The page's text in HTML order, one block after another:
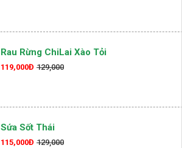
Rau Rừng ChiLai Xào Tỏi
119,000Đ 129,000
Sứa Sốt Thái
115,000Đ 129,000